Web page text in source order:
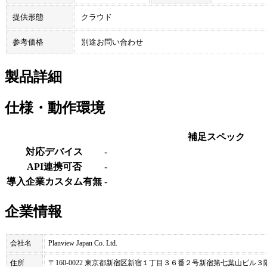
提供形態 クラウド
参考価格 別途お問い合わせ
製品詳細
仕様・動作環境
補足スペック
対応デバイス
-
API連携可否
-
導入企業カスタム有無 -
企業情報
会社名 Planview Japan Co. Ltd.
住所 〒160-0022 東京都新宿区新宿１丁目３６番２号新宿第七葉山ビル３